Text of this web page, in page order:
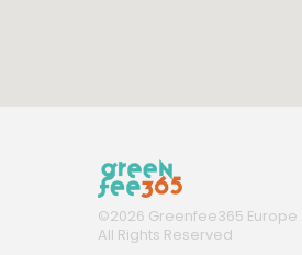
©2026 Greenfee365 Europe
All Rights Reserved